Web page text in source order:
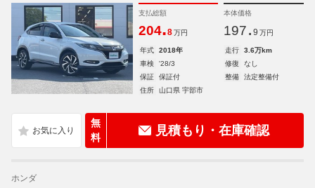
支払総額
204.8 万円
本体価格
197. 9 万円
年式 2018年 走行
3.6万km
車検
'28/3 修復
なし
保証
保証付 整備
法定整備付
住所
山口県 宇部市
無
料
見積もり・在庫確認
ホンダ